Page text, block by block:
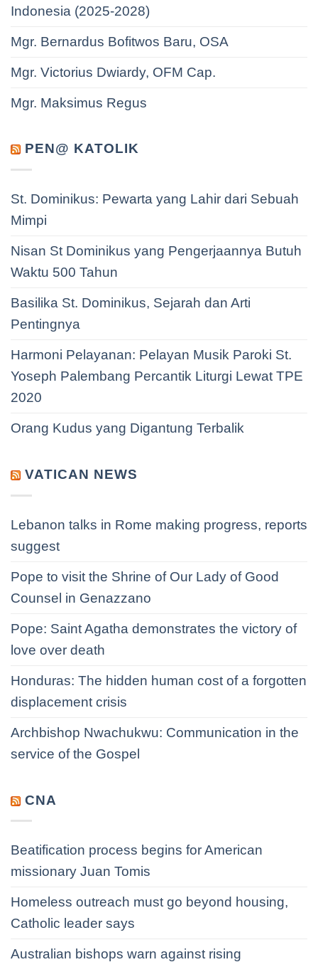
Indonesia (2025-2028)
Mgr. Bernardus Bofitwos Baru, OSA
Mgr. Victorius Dwiardy, OFM Cap.
Mgr. Maksimus Regus
PEN@ KATOLIK
St. Dominikus: Pewarta yang Lahir dari Sebuah
Mimpi
Nisan St Dominikus yang Pengerjaannya Butuh
Waktu 500 Tahun
Basilika St. Dominikus, Sejarah dan Arti
Pentingnya
Harmoni Pelayanan: Pelayan Musik Paroki St.
Yoseph Palembang Percantik Liturgi Lewat TPE
2020
Orang Kudus yang Digantung Terbalik
VATICAN NEWS
Lebanon talks in Rome making progress, reports
suggest
Pope to visit the Shrine of Our Lady of Good
Counsel in Genazzano
Pope: Saint Agatha demonstrates the victory of
love over death
Honduras: The hidden human cost of a forgotten
displacement crisis
Archbishop Nwachukwu: Communication in the
service of the Gospel
CNA
Beatification process begins for American
missionary Juan Tomis
Homeless outreach must go beyond housing,
Catholic leader says
Australian bishops warn against rising